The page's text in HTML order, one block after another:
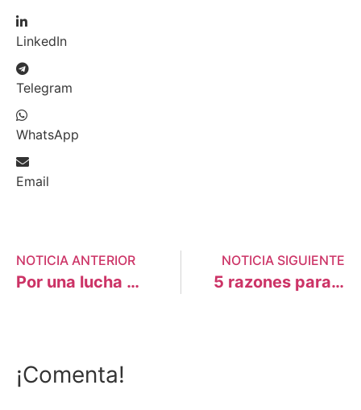
LinkedIn
Telegram
WhatsApp
Email
NOTICIA ANTERIOR
Por una lucha ambiental y territorial sin persecución ni criminalización
NOTICIA SIGUIENTE
5 razones para aprobar la “Ley de Transición Ecológica”
¡Comenta!